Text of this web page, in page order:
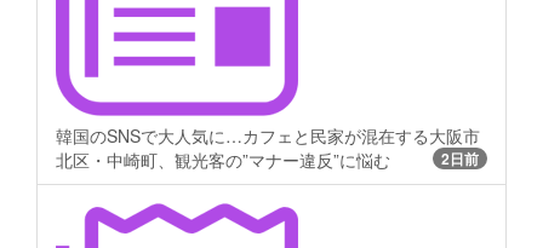
韓国のSNSで大人気に…カフェと民家が混在する大阪市
北区・中崎町、観光客の”マナー違反”に悩む
2日前